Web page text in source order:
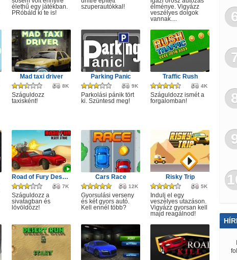
élethű egy játékban.
PRóbáld ki te is!
szuperautókkal!
élménye. Vigyázz
veszélyes dolgok
vannak....
Mad taxi driver
8K
Száguldozz
taxisként!
Parking Panic
9K
Parkolási pánik tört
ki. Szüntesd meg!
Traffic Rush
4K
Száguldozz ismét a
forgalomban!
Road of Fury Desert Strike
7K
Száguldozz a
sivatagban és
lövöldözz!
Cars Race
12K
Gyorsulási verseny
és két gyors autó.
Kell ennél több?
Risky Trip
5K
Indulj el egy
veszélyes utazáson.
Vigyázz gyorsan kell
majd reagálnod!